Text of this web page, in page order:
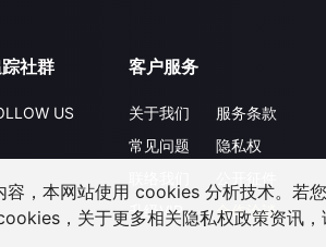
社群
US
客户服务
关于我们
常见问题
升级VIP
服务条款
隐私权
合作洽談
容，本网站使用 cookies 分析技术。若
，关于更多相关隐私权政策资讯，